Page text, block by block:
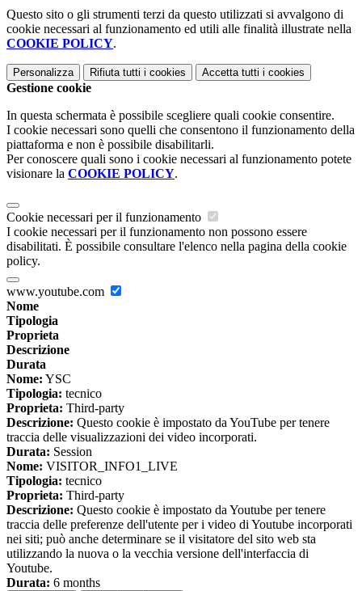
Questo sito o gli strumenti terzi da questo utilizzati si avvalgono di
cookie necessari al funzionamento ed utili alle finalità illustrate nella
COOKIE POLICY.
Personalizza Rifiuta tutti i cookies Accetta tutti i cookies
Gestione cookie
In questa schermata è possibile scegliere quali cookie consentire.
I cookie necessari sono quelli che consentono il funzionamento della
piattaforma e non è possibile disabilitarli.
Per conoscere quali sono i cookie necessari al funzionamento potete
visionare la COOKIE POLICY.
Cookie necessari per il funzionamento
I cookie necessari per il funzionamento non possono essere
disabilitati. È possibile consultare l'elenco nella pagina della cookie
policy.
www.youtube.com
Nome
Tipologia
Proprieta
Descrizione
Durata
Nome: YSC
Tipologia: tecnico
Proprieta: Third-party
Descrizione: Questo cookie è impostato da YouTube per tenere
traccia delle visualizzazioni dei video incorporati.
Durata: Session
Nome: VISITOR_INFO1_LIVE
Tipologia: tecnico
Proprieta: Third-party
Descrizione: Questo cookie è impostato da Youtube per tenere
traccia delle preferenze dell'utente per i video di Youtube incorporati
nei siti; può anche determinare se il visitatore del sito web sta
utilizzando la nuova o la vecchia versione dell'interfaccia di
Youtube.
Durata: 6 months